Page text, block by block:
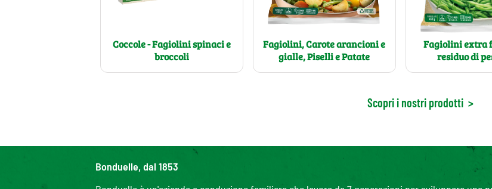
Coccole - Fagiolini spinaci e
broccoli
Fagiolini, Carote arancioni e
gialle, Piselli e Patate
Fagiolini extra
residuo di
Scopri i nostri prodotti >
Bonduelle, dal 1853